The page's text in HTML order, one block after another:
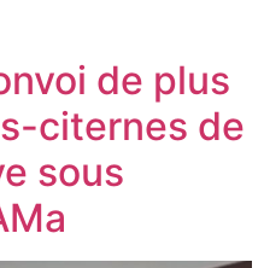
de plus
citernes de
sous